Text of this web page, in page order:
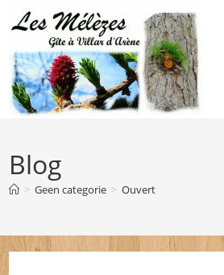
content
Blog
> Geen categorie > Ouvert